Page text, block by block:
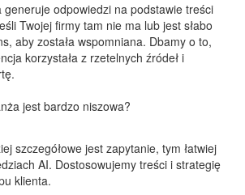
generuje odpowiedzi na podstawie treści
Twojej firmy tam nie ma lub jest słabo
aby została wspomniana. Dbamy o to,
korzystała z rzetelnych źródeł i
jest bardzo niszowa?
szczegółowe jest zapytanie, tym łatwiej
AI. Dostosowujemy treści i strategię
klienta.